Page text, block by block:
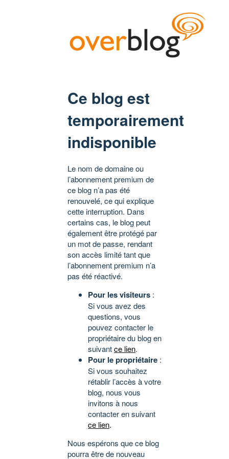
Ce blog est
temporairement
indisponible
Le nom de domaine ou
l’abonnement premium de
ce blog n’a pas été
renouvelé, ce qui explique
cette interruption. Dans
certains cas, le blog peut
également être protégé par
un mot de passe, rendant
son accès limité tant que
l’abonnement premium n’a
pas été réactivé.
Pour les visiteurs :
Si vous avez des
questions, vous
pouvez contacter le
propriétaire du blog en
suivantce lien.
Pour le propriétaire :
Si vous souhaitez
rétablir l’accès à votre
blog, nous vous
invitons à nous
contacter en suivant
ce lien.
Nous espérons que ce blog
pourra être de nouveau